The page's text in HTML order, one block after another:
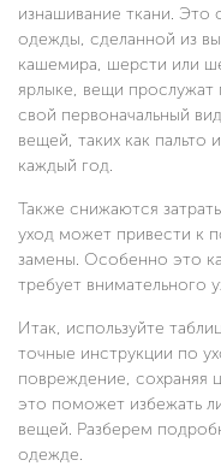
изнашивание ткани. Это
одежды, сделанной из
кашемира, шерсти или
ярлыке, вещи прослужат
свой первоначальный
вещей, таких как пальто
каждый год.
Также снижаются
уход может привести к
замены. Особенно это
требует внимательного
Итак, используйте
точные инструкции по
повреждение, сохраняя
это поможет избежать
вещей. Разберем
одежде.